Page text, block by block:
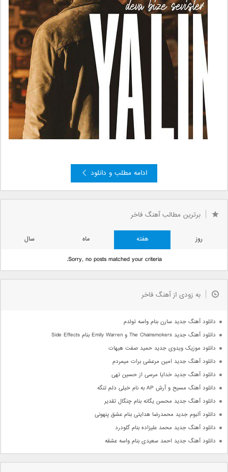
ادامه مطلب و دانلود
برترین مطالب آهنگ فاخر
روز هفته ماه
سال
Sorry, no posts matched your criteria.
به زودی از آهنگ فاخر
دانلود آهنگ جدید سارن بنام واسه تولدم
دانلود آهنگ جدید The Chainsmokers و Emily Warren بنام Side Effects
دانلود موزیک ویدوی جدید حمید صفت هیهات
دانلود آهنگ جدید امین مرعشی برات میمردم
دانلود آهنگ جدید خدایا مرسی از حسین تهی
دانلود آهنگ مسیح و آرش AP به نام خیلی دلم تنگه
دانلود آهنگ جدید محسن یگانه بنام چنگال تقدیر
دانلود آلبوم جدید محمدرضا هدایتی بنام عشق پنهونی
دانلود آهنگ جدید محمد علیزاده بنام گلودرد
دانلود آهنگ جدید احمد سعیدی بنام واسه عشقه